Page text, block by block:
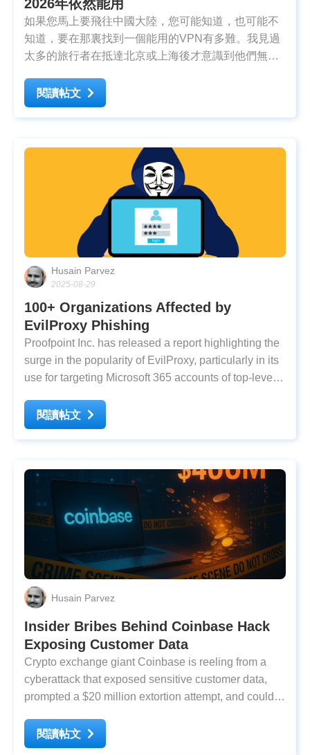
2026年依然能用
如果您馬上要飛往中國大陸，您可能知道，也可能不
知道，要在那裏找到一個能用的VPN有多難。我見過
太多的旅行者在抵達北京或上海後才意識到他們無法
Instagram或任何Google服務。 中國的防火長城遮罩
了我們日常使用的數千個熱門網站和App，許多表面
閱讀帖文
Husain Parvez
2025-08-29
100+ Organizations Affected by
EvilProxy Phishing
Proofpoint Inc. has released a report highlighting the
surge in the popularity of EvilProxy, particularly in its
use for targeting Microsoft 365 accounts of top-level
Cybercriminals favor these kits due to their minimal
requirement for technical expertise or
閱讀帖文
Husain Parvez
Insider Bribes Behind Coinbase Hack
Exposing Customer Data
Crypto exchange giant Coinbase is reeling from a
cyberattack that exposed sensitive customer data,
prompted a $20 million extortion attempt, and could
The breach, disclosed this week via Coinbase’s
official blog and a filing with U.S. regulators,
閱讀帖文